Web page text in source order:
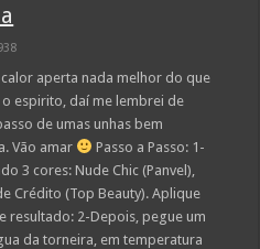
aperta nada melhor do que
espirito, daí me lembrei de
de umas unhas bem
Vão amar
Passo a Passo: 1-
3 cores: Nude Chic (Panvel),
Crédito (Top Beauty). Aplique
resultado: 2-Depois, pegue um
da torneira, em temperatura